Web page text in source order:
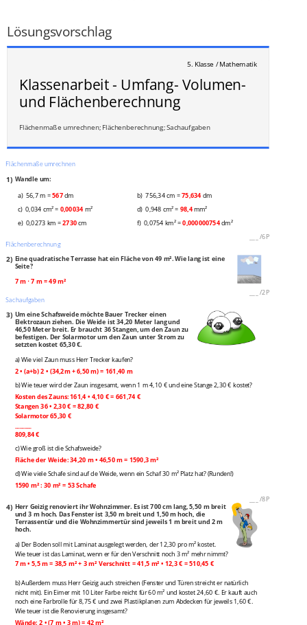
Lösungsvorschlag
5. Klasse / Mathematik
Klassenarbeit - Umfang- Volumen-
und Flächenberechnung
Flächenmaße umrechnen; Flächenberechnung; Sachaufgaben
Flächenmaße umrechnen
1) Wandle um:
a) 56,7 m =567dm b) 756,34 cm =75,634 dm
c) 0,034 cm² = 0,00034 m² d) 0,948 cm² = 98,4mm²
e) 0,0273 km =2730cm f) 0,0754 km² =0,000000754dm²
/6P
Flächenberechnung
2) Eine quadratische Terrasse hat ein Fläche von 49 m². Wie lang ist eine
Seite?
7 m ⋅ 7 m = 49 m²
/2P
Sachaufgaben
3) Um eine Schafsweide möchte Bauer Trecker einen
Elektrozaun ziehen. Die Weide ist 34,20 Meter lang und
46,50 Meter breit. Er braucht 36 Stangen, um den Zaun zu
befestigen. Der Solarmotor um den Zaun unter Strom zu
setzten kostet 65,30 €.
a) Wie viel Zaun muss Herr Trecker kaufen?
2 • (a+b) 2 • (34,2m + 6,50 m) = 161,40 m
b) Wie teuer wird der Zaun insgesamt, wenn 1 m 4,10 € und eine Stange 2,30 € kostet?
Kosten des Zauns: 161,4 • 4,10 € = 661,74 €
Stangen 36 • 2,30 € = 82,80 €
Solarmotor 65,30 €
809,84 €
c) Wie groß ist die Schafsweide?
Fläche der Weide: 34,20 m • 46,50 m = 1590,3 m²
d) Wie viele Schafe sind auf de Weide, wenn ein Schaf 30 m² Platz hat? (Runden!)
1590 m² : 30 m² = 53 Schafe
/8P
4) Herr Geizig renoviert ihr Wohnzimmer. Es ist 700 cm lang, 5,50 m breit
und 3 m hoch. Das Fenster ist 3,50 m breit und 1,50 m hoch, die
Terrassentür und die Wohnzimmertür sind jeweils 1 m breit und 2 m
hoch.
a) Der Boden soll mit Laminat ausgelegt werden, der 12,30 pro m² kostet.
Wie teuer ist das Laminat, wenn er für den Verschnitt noch 3 m² mehr nimmt?
7 m • 5,5 m = 38,5 m² + 3 m² Verschnitt = 41,5 m² • 12,3 € = 510,45 €
b) Außerdem muss Herr Geizig auch streichen (Fenster und Türen streicht er natürlich
nicht mit). Ein Eimer mit 10 Liter Farbe reicht für 60 m² und kostet 24,60 €. Er kauft auch
noch eine Farbrolle für 8,75 € und zwei Plastikplanen zum Abdecken für jeweils 1,60 €.
Wie teuer ist die Renovierung insgesamt?
Wände: 2 • (7 m • 3 m) = 42 m²